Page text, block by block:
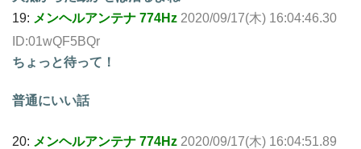
19: メンヘルアンテナ 774Hz 2020/09/17(木) 16:04:46.30
ID:01wQF5BQr
ちょっと待って！
普通にいい話
20: メンヘルアンテナ 774Hz 2020/09/17(木) 16:04:51.89